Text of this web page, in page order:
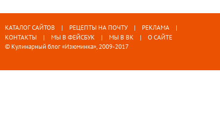
КАТАЛОГ САЙТОВ РЕЦЕПТЫ НА ПОЧТУ
РЕКЛАМА
КОНТАКТЫ
МЫ В ФЕЙСБУК МЫ В ВК
О САЙТЕ
© Кулинарный блог «Изюминка», 2009-2017